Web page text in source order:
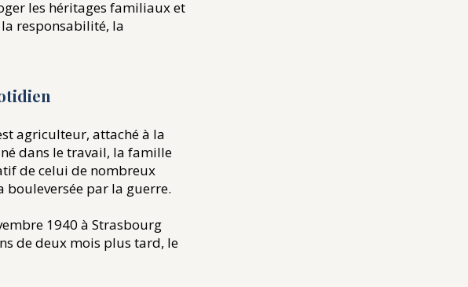
les héritages familiaux et
responsabilité, la
agriculteur, attaché à la
dans le travail, la famille
de celui de nombreux
bouleversée par la guerre.
1940 à Strasbourg
de deux mois plus tard, le